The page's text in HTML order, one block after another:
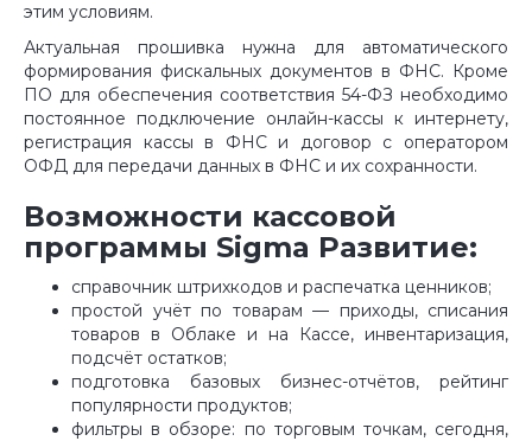
этим условиям.
Актуальная прошивка нужна для автоматического
формирования фискальных документов в ФНС. Кроме
ПО для обеспечения соответствия 54-ФЗ необходимо
постоянное подключение онлайн-кассы к интернету,
регистрация кассы в ФНС и договор с оператором
ОФД для передачи данных в ФНС и их сохранности.
Возможности кассовой
программы Sigma Развитие:
справочник штрихкодов и распечатка ценников;
простой учёт по товарам — приходы, списания
товаров в Облаке и на Кассе, инвентаризация,
подсчёт остатков;
подготовка базовых бизнес-отчётов, рейтинг
популярности продуктов;
фильтры в обзоре: по торговым точкам, сегодня,